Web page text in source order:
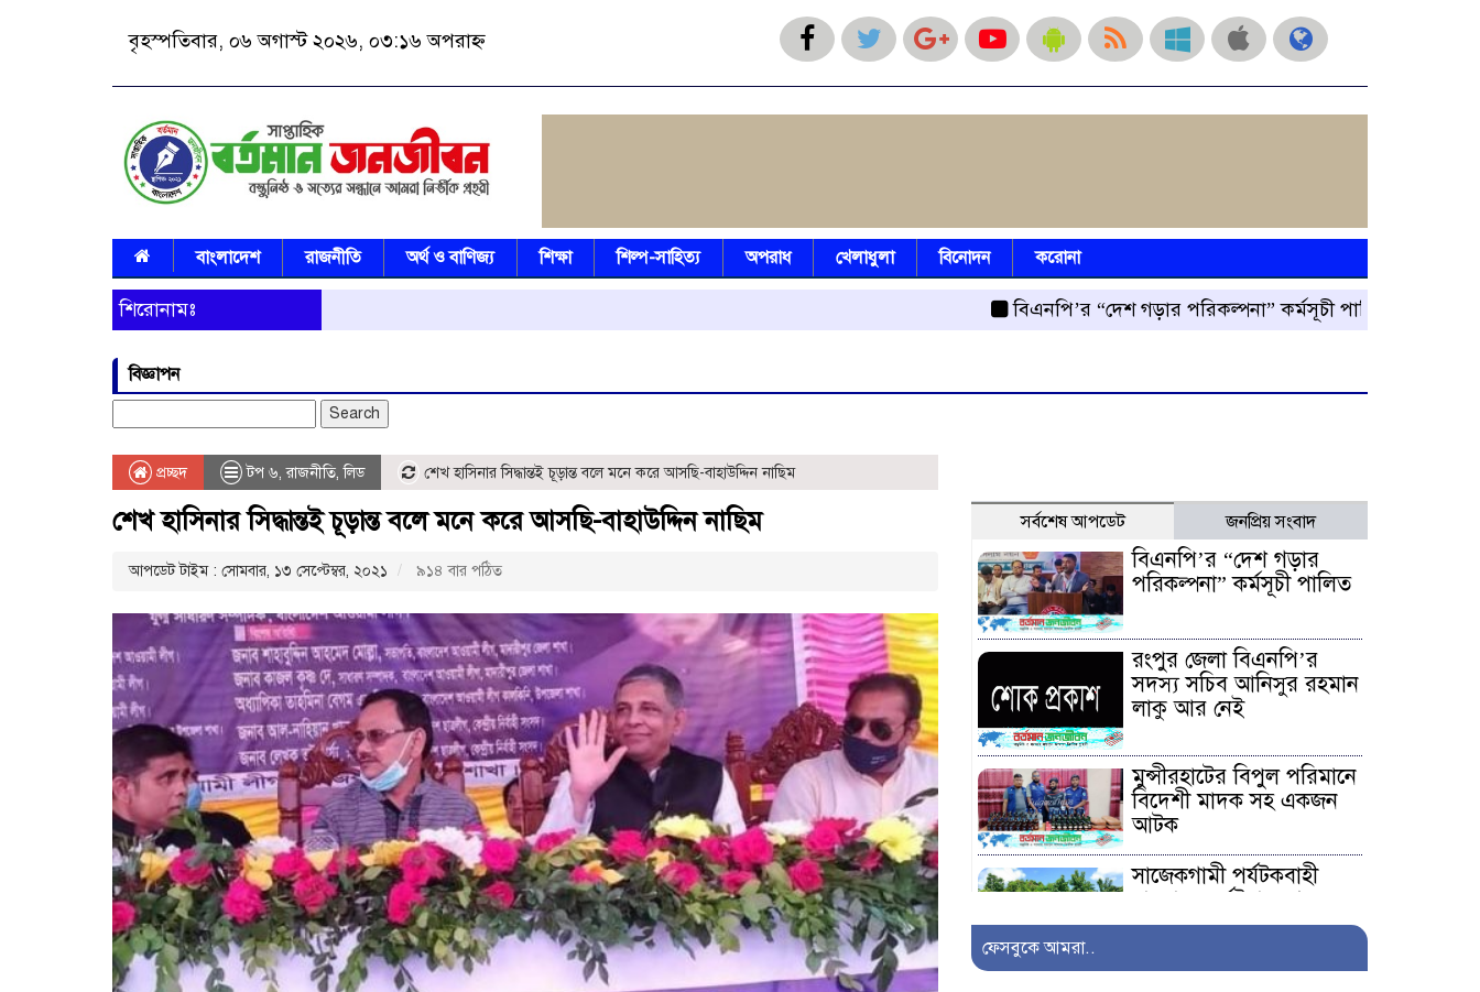
বৃহস্পতিবার, ০৬ অগাস্ট ২০২৬, ০৩:১৬ অপরাহ্ন
বাংলাদেশ রাজনীতি অর্থ ও বাণিজ্য শিক্ষা শিল্প-সাহিত্য অপরাধ খেলাধুলা বিনোদন করোনা
শিরোনামঃ বিএনপি’র “দেশ গড়ার পরিকল্পনা” কর্মসূচী পালিত রংপুর জেলা
বিজ্ঞাপন
for:
প্রচ্ছদ টপ ৬,রাজনীতি,লিড শেখ হাসিনার সিদ্ধান্তই চূড়ান্ত বলে মনে করে আসছি-বাহাউদ্দিন নাছিম
শেখ হাসিনার সিদ্ধান্তই চূড়ান্ত বলে মনে করে আসছি-বাহাউদ্দিন নাছিম
আপডেট টাইম : সোমবার, ১৩ সেপ্টেম্বর, ২০২১ ৯১৪ বার পঠিত
সর্বশেষ আপডেট জনপ্রিয় সংবাদ
বিএনপি’র “দেশ গড়ার
পরিকল্পনা” কর্মসূচী পালিত
রংপুর জেলা বিএনপি’র
সদস্য সচিব আনিসুর রহমান
লাকু আর নেই
মুন্সীরহাটের বিপুল পরিমানে
বিদেশী মাদক সহ একজন
আটক
সাজেকগামী পর্যটকবাহী
যানবাহন দুর্ঘটনায় আহতদের
উদ্ধারে সেনাবাহিনী
অনিয়ম ও দুর্নীতির
ফেসবুকে আমরা..